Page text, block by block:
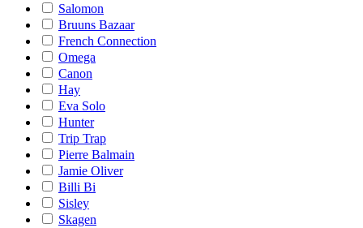
Salomon
Bruuns Bazaar
French Connection
Omega
Canon
Hay
Eva Solo
Hunter
Trip Trap
Pierre Balmain
Jamie Oliver
Billi Bi
Sisley
Skagen